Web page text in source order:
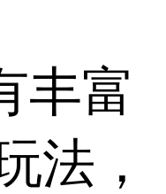
丰富
法，